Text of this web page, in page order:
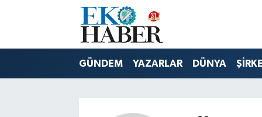
GÜNDEM YAZARLAR DÜNYA
Hava Durumu